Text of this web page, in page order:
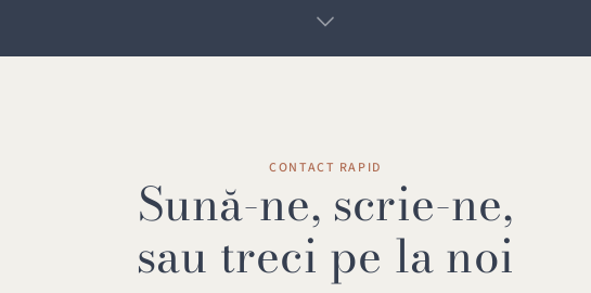
CONTACT RAPID
Sună-ne, scrie-ne,
sau treci pe la noi